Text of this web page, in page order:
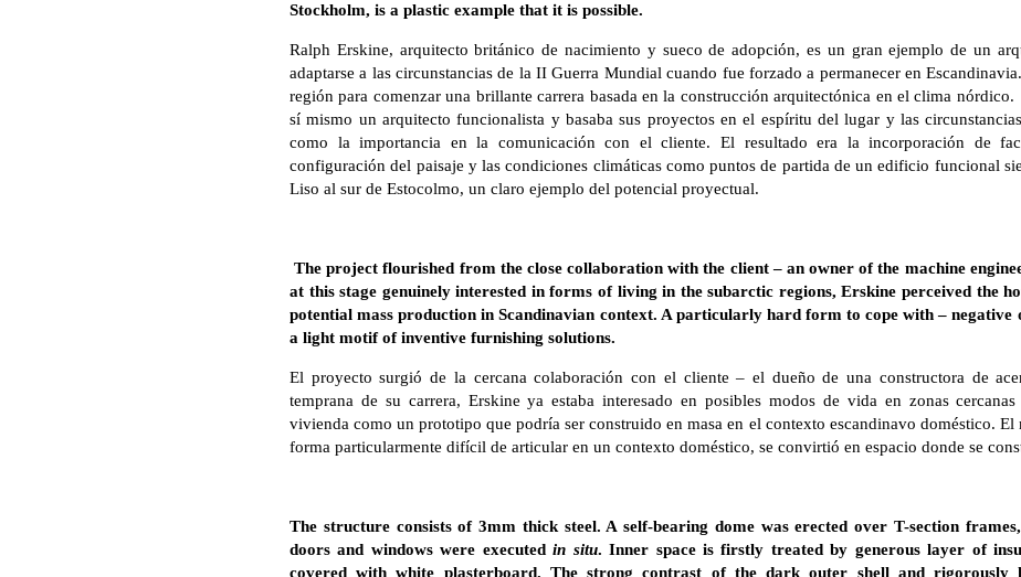
Stockholm, is a plastic example that it is possible.
Ralph Erskine, arquitecto británico de nacimiento y sueco de adopción, es un gran ejemplo de un
adaptarse a las circunstancias de la II Guerra Mundial cuando fue forzado a permanecer en
región para comenzar una brillante carrera basada en la construcción arquitectónica en el clima nórdico.
sí mismo un arquitecto funcionalista y basaba sus proyectos en el espíritu del lugar y las
como la importancia en la comunicación con el cliente. El resultado era la incorporación de
configuración del paisaje y las condiciones climáticas como puntos de partida de un edificio funcional
Liso al sur de Estocolmo, un claro ejemplo del potencial proyectual.
The project flourished from the close collaboration with the client – an owner of the machine
at this stage genuinely interested in forms of living in the subarctic regions, Erskine perceived the
potential mass production in Scandinavian context. A particularly hard form to cope with – negative
a light motif of inventive furnishing solutions.
El proyecto surgió de la cercana colaboración con el cliente – el dueño de una constructora de
temprana de su carrera, Erskine ya estaba interesado en posibles modos de vida en zonas
vivienda como un prototipo que podría ser construido en masa en el contexto escandinavo doméstico. El
forma particularmente difícil de articular en un contexto doméstico, se convirtió en espacio donde se
The structure consists of 3mm thick steel. A self-bearing dome was erected over T-section
doors and windows were executedin situ. Inner space is firstly treated by generous layer of
covered with white plasterboard. The strong contrast of the dark outer shell and